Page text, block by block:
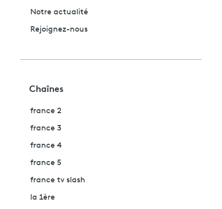
Notre actualité
Rejoignez-nous
Chaînes
france 2
france 3
france 4
france 5
france tv slash
la 1ère